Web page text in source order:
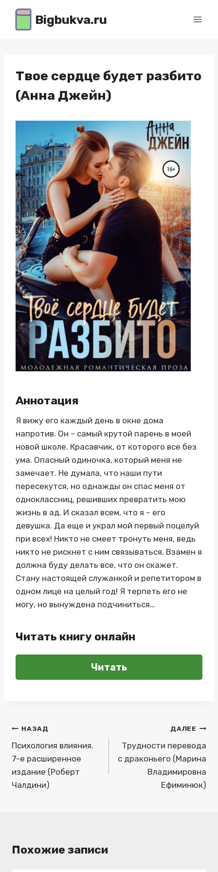
Перейти
содержимому
Bigbukva.ru
Твое сердце будет разбито
(Анна Джейн)
Аннотация
Я вижу его каждый день в окне дома
напротив. Он – самый крутой парень в моей
новой школе. Красавчик, от которого все без
ума. Опасный одиночка, который меня не
замечает. Не думала, что наши пути
пересекутся, но однажды он спас меня от
одноклассниц, решивших превратить мою
жизнь в ад. И сказал всем, что я – его
девушка. Да еще и украл мой первый поцелуй
при всех! Никто не смеет тронуть меня, ведь
никто не рискнет с ним связываться. Взамен я
должна буду делать все, что он скажет.
Стану настоящей служанкой и репетитором в
одном лице на целый год! Я терпеть его не
могу, но вынуждена подчиниться…
Читать книгу онлайн
Читать
Навигация
по
записям
НАЗАД
Психология влияния.
7-е расширенное
издание (Роберт
Чалдини)
ДАЛЕЕ
Трудности перевода
с драконьего (Марина
Владимировна
Ефиминюк)
Похожие записи